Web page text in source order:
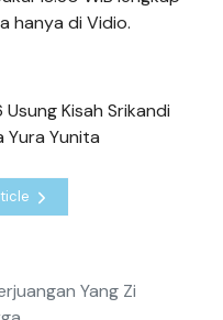
hanya di Vidio.
Kisah Srikandi
Yura Yunita
Yang Zi